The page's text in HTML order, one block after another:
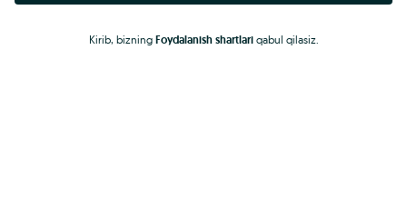
Kirib, bizning Foydalanish shartlariqabul qilasiz.